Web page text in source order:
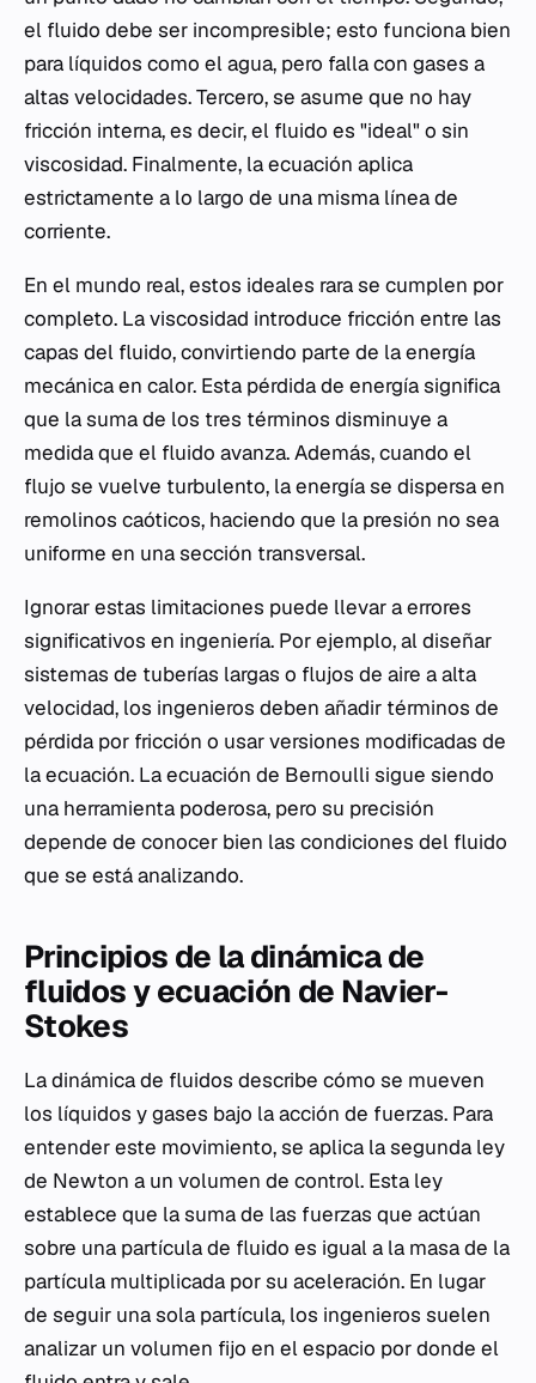
el fluido debe ser incompresible; esto funciona bien
para líquidos como el agua, pero falla con gases a
altas velocidades. Tercero, se asume que no hay
fricción interna, es decir, el fluido es "ideal" o sin
viscosidad. Finalmente, la ecuación aplica
estrictamente a lo largo de una misma línea de
corriente.
En el mundo real, estos ideales rara se cumplen por
completo. La viscosidad introduce fricción entre las
capas del fluido, convirtiendo parte de la energía
mecánica en calor. Esta pérdida de energía significa
que la suma de los tres términos disminuye a
medida que el fluido avanza. Además, cuando el
flujo se vuelve turbulento, la energía se dispersa en
remolinos caóticos, haciendo que la presión no sea
uniforme en una sección transversal.
Ignorar estas limitaciones puede llevar a errores
significativos en ingeniería. Por ejemplo, al diseñar
sistemas de tuberías largas o flujos de aire a alta
velocidad, los ingenieros deben añadir términos de
pérdida por fricción o usar versiones modificadas de
la ecuación. La ecuación de Bernoulli sigue siendo
una herramienta poderosa, pero su precisión
depende de conocer bien las condiciones del fluido
que se está analizando.
Principios de la dinámica de
fluidos y ecuación de Navier-
Stokes
La dinámica de fluidos describe cómo se mueven
los líquidos y gases bajo la acción de fuerzas. Para
entender este movimiento, se aplica la segunda ley
de Newton a un volumen de control. Esta ley
establece que la suma de las fuerzas que actúan
sobre una partícula de fluido es igual a la masa de la
partícula multiplicada por su aceleración. En lugar
de seguir una sola partícula, los ingenieros suelen
analizar un volumen fijo en el espacio por donde el